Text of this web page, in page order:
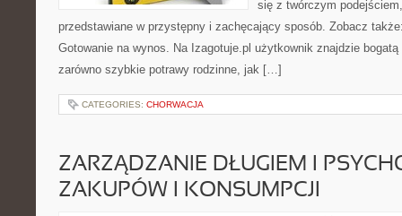
się z twórczym
przedstawiane w przystępny i zachęcający sposób. Zobacz
Gotowanie na wynos. Na Izagotuje.pl użytkownik znajdzie
zarówno szybkie potrawy rodzinne, jak […]
CATEGORIES: CHORWACJA
ZARZĄDZANIE DŁUGIEM I
ZAKUPÓW I KONSUMPCJI